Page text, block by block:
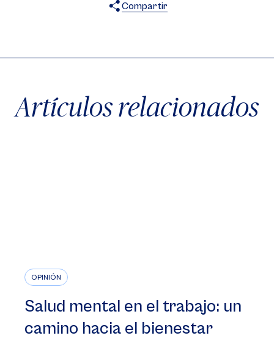
Compartir
Artículos relacionados
OPINIÓN
Salud mental en el trabajo: un
camino hacia el bienestar